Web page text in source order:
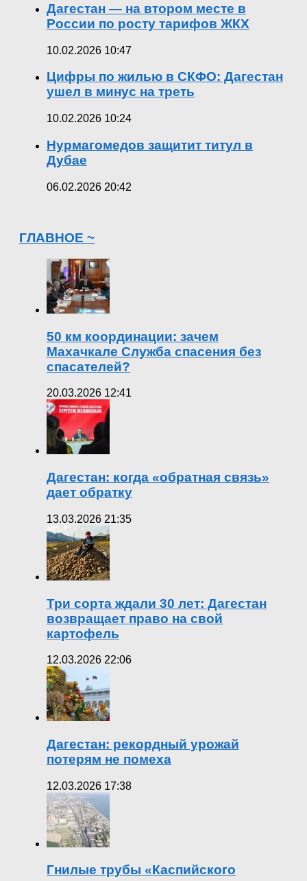
Дагестан — на втором месте в
России по росту тарифов ЖКХ
10.02.2026 10:47
Цифры по жилью в СКФО: Дагестан
ушел в минус на треть
10.02.2026 10:24
Нурмагомедов защитит титул в
Дубае
06.02.2026 20:42
ГЛАВНОЕ ~
50 км координации: зачем
Махачкале Служба спасения без
спасателей?
20.03.2026 12:41
Дагестан: когда «обратная связь»
дает обратку
13.03.2026 21:35
Три сорта ждали 30 лет: Дагестан
возвращает право на свой
картофель
12.03.2026 22:06
Дагестан: рекордный урожай
потерям не помеха
12.03.2026 17:38
Гнилые трубы «Каспийского